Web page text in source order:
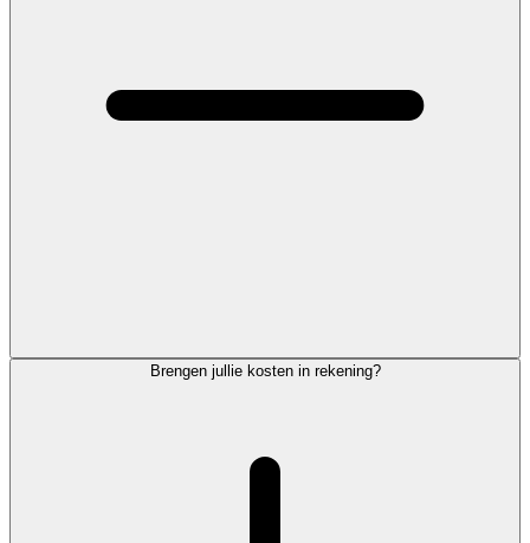
Brengen jullie kosten in rekening?